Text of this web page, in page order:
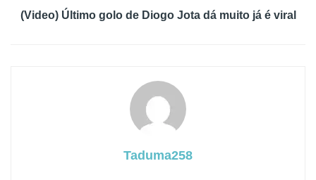
(Video) Último golo de Diogo Jota dá muito já é viral
Taduma258